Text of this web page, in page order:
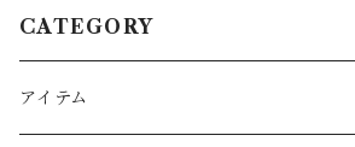
CATEGORY
アイテム